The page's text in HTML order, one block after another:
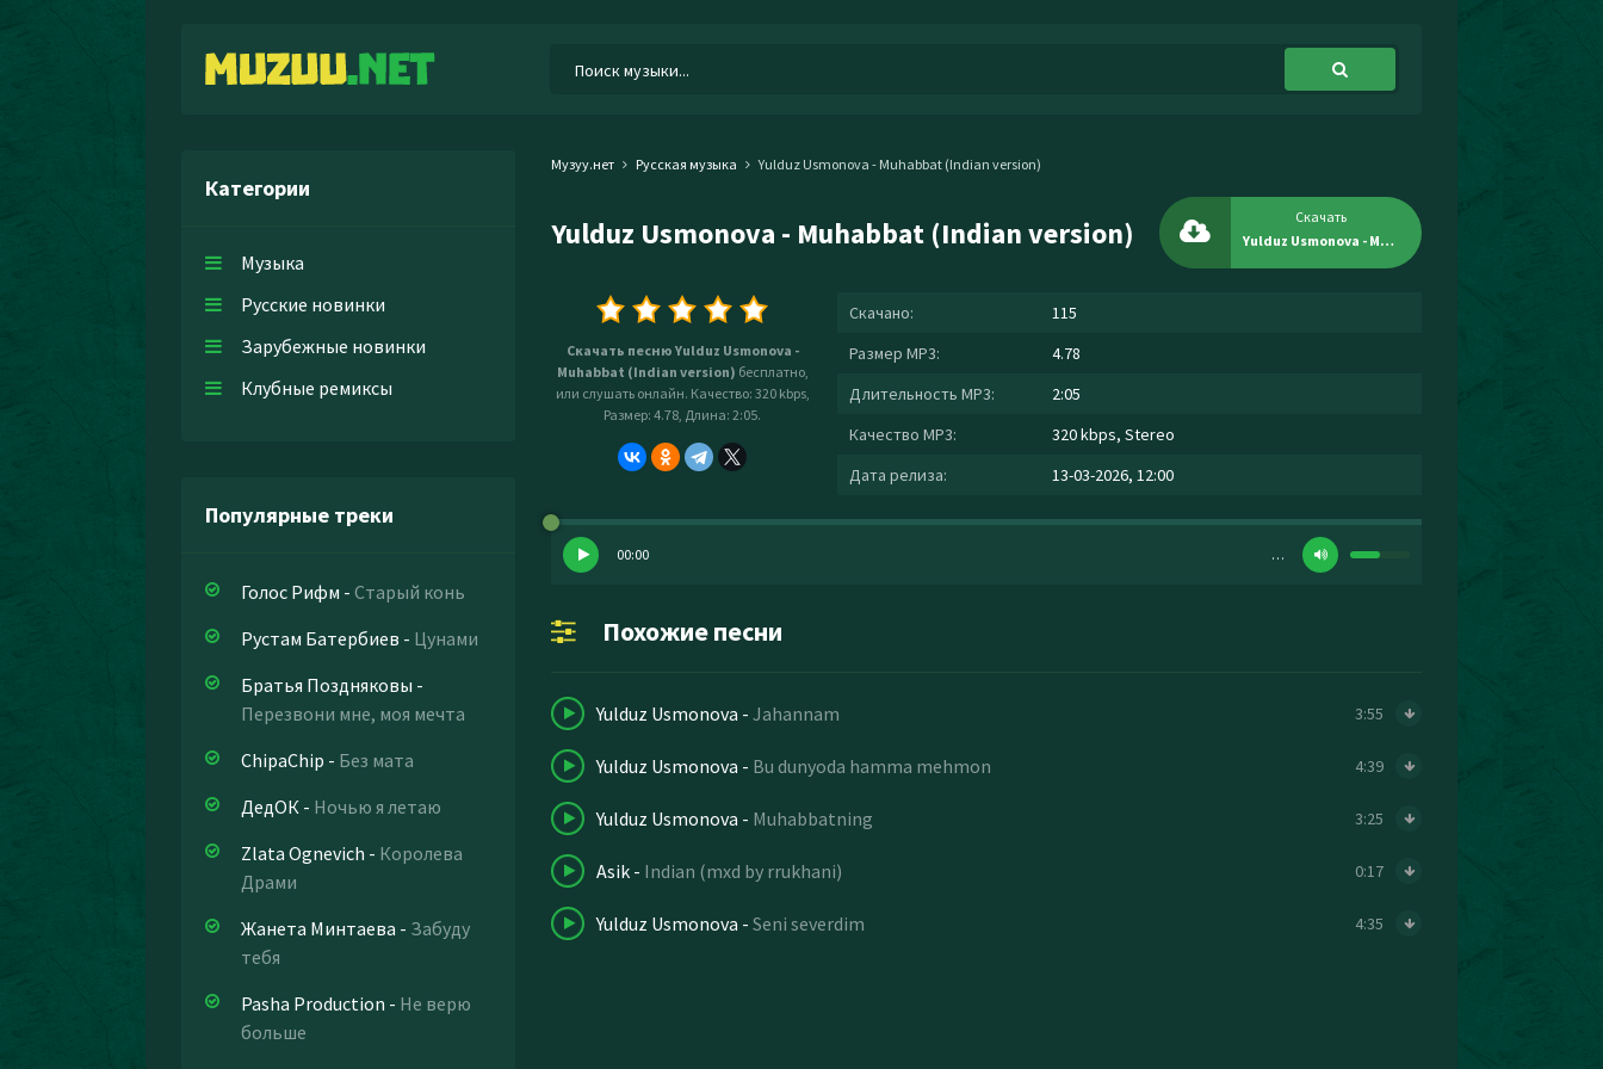
Категории
Музыка
Русские новинки
Зарубежные новинки
Клубные ремиксы
Популярные треки
Голос Рифм - Старый конь
Рустам Батербиев - Цунами
Братья Поздняковы -
Перезвони мне, моя мечта
ChipaChip - Без мата
ДедОК - Ночью я летаю
Zlata Ognevich - Королева
Драми
Жанета Минтаева - Забуду
тебя
Pasha Production - Не верю
больше
Музуу.нет Русская музыка Yulduz Usmonova - Muhabbat (Indian version)
Yulduz Usmonova - Muhabbat (Indian version)
Скачать
Yulduz Usmonova - Muhabbat (Indian version)
Скачать песню Yulduz Usmonova -
Muhabbat (Indian version) бесплатно,
или слушать онлайн. Качество: 320 kbps,
Размер: 4.78, Длина: 2:05.
Скачано:
115
Размер MP3:
4.78
Длительность MP3:
2:05
Качество MP3:
320 kbps, Stereo
Дата релиза:
13-03-2026, 12:00
00:00 …
Похожие песни
Yulduz Usmonova - Jahannam 3:55
Yulduz Usmonova - Bu dunyoda hamma mehmon 4:39
Yulduz Usmonova - Muhabbatning 3:25
Asik - Indian (mxd by rrukhani) 0:17
Yulduz Usmonova - Seni severdim 4:35